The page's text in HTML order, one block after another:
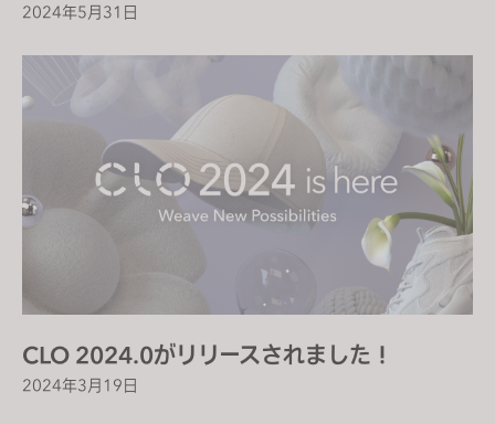
2024年5月31日
CLO 2024.0がリリースされました！
2024年3月19日